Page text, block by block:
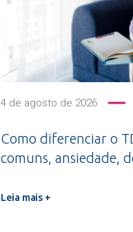
4 de agosto de 2026
Como diferenciar o
comuns, ansiedade,
Leia mais +